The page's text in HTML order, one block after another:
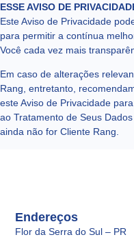
ESSE AVISO DE
Este Aviso de Privacidade
para permitir a contínua
Você cada vez mais
Em caso de alterações
Rang, entretanto,
este Aviso de Privacidade
ao Tratamento de Seus
ainda não for Cliente Rang.
Endereços
Flor da Serra do Sul – PR